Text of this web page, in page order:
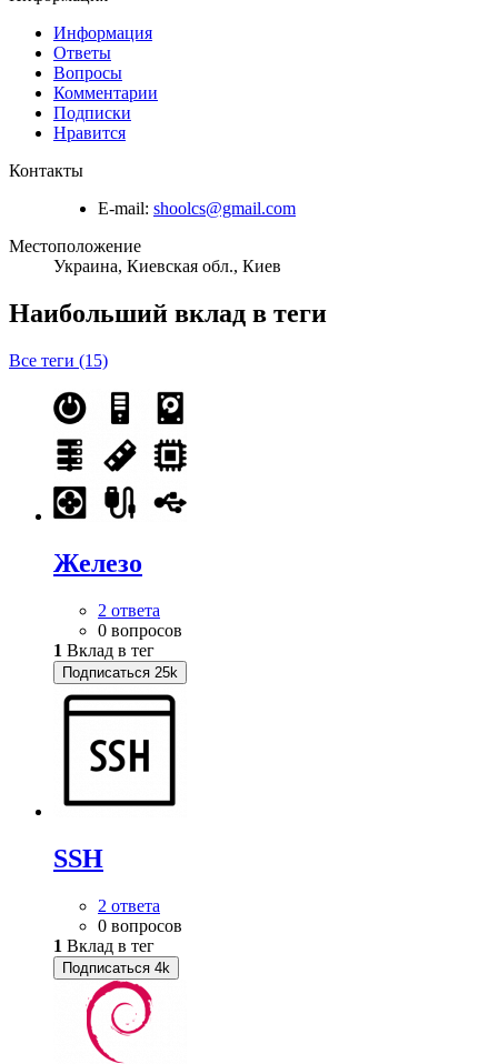
Информация
Ответы
Вопросы
Комментарии
Подписки
Нравится
Контакты
E-mail: shoolcs@gmail.com
Местоположение
Украина, Киевская обл., Киев
Наибольший вклад в теги
Все теги (15)
Железо
2 ответа
0 вопросов
1 Вклад в тег
Подписаться 25k
SSH
2 ответа
0 вопросов
1 Вклад в тег
Подписаться 4k